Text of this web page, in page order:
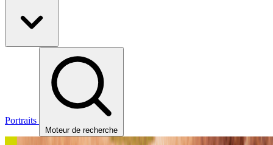
Portraits
Moteur de recherche